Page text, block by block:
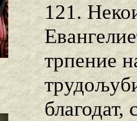
121.
трпение
благодат,